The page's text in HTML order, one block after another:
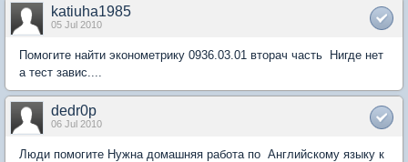
katiuha1985
05 Jul 2010
Помогите найти эконометрику 0936.03.01 вторач часть Нигде нет
а тест завис....
dedr0p
06 Jul 2010
Люди помогите Нужна домашняя работа по Английскому языку к